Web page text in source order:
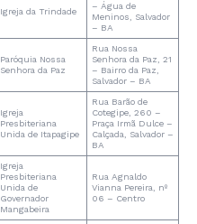
Igreja da Trindade
– Água de
Meninos, Salvador
– BA
Paróquia Nossa
Senhora da Paz
Rua Nossa
Senhora da Paz, 21
– Bairro da Paz,
Salvador – BA
Igreja
Presbiteriana
Unida de Itapagipe
Rua Barão de
Cotegipe, 260 –
Praça Irmã Dulce –
Calçada, Salvador –
BA
Igreja
Presbiteriana
Unida de
Governador
Mangabeira
Rua Agnaldo
Vianna Pereira, nº
06 – Centro